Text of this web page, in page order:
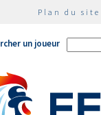
Plan du site
un joueur